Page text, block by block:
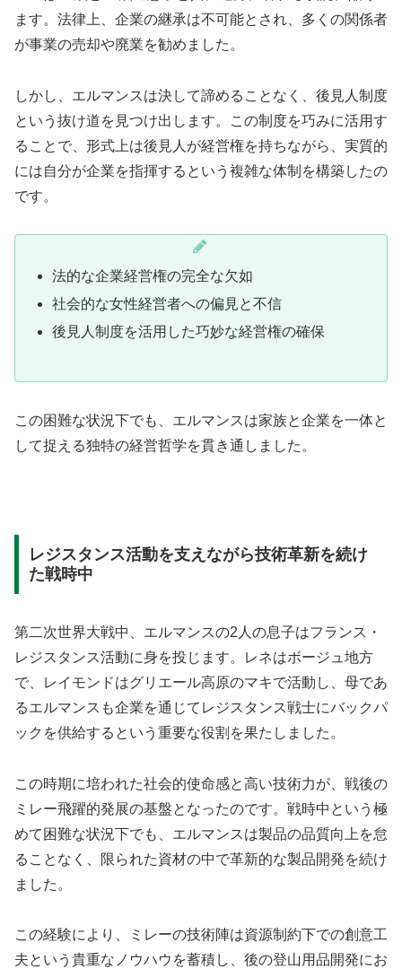
ます。法律上、企業の継承は不可能とされ、多くの関係者
が事業の売却や廃業を勧めました。
しかし、エルマンスは決して諦めることなく、後見人制度
という抜け道を見つけ出します。この制度を巧みに活用す
ることで、形式上は後見人が経営権を持ちながら、実質的
には自分が企業を指揮するという複雑な体制を構築したの
です。
法的な企業経営権の完全な欠如
社会的な女性経営者への偏見と不信
後見人制度を活用した巧妙な経営権の確保
この困難な状況下でも、エルマンスは家族と企業を一体と
して捉える独特の経営哲学を貫き通しました。
レジスタンス活動を支えながら技術革新を続け
た戦時中
第二次世界大戦中、エルマンスの2人の息子はフランス・
レジスタンス活動に身を投じます。レネはボージュ地方
で、レイモンドはグリエール高原のマキで活動し、母であ
るエルマンスも企業を通じてレジスタンス戦士にバックパ
ックを供給するという重要な役割を果たしました。
この時期に培われた社会的使命感と高い技術力が、戦後の
ミレー飛躍的発展の基盤となったのです。戦時中という極
めて困難な状況下でも、エルマンスは製品の品質向上を怠
ることなく、限られた資材の中で革新的な製品開発を続け
ました。
この経験により、ミレーの技術陣は資源制約下での創意工
夫という貴重なノウハウを蓄積し、後の登山用品開発にお